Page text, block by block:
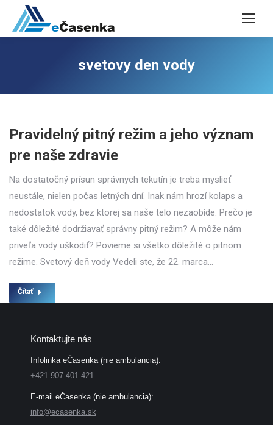
svetovy den vody
Pravidelný pitný režim a jeho význam
pre naše zdravie
Na dostatočný prísun správnych tekutín je treba myslieť
neustále, nielen počas letných dní. Inak nám hrozí kolaps a
nedostatok vody, bez ktorej sa naše telo nezaobíde. Prečo je
také dôležité dodržiavať správny pitný režim? A môže nám
priveľa vody uškodiť? Povieme si všetko dôležité o pitnom
režime. Svetový deň vody Vedeli ste, že 22. marca…
Čítať
Kontaktujte nás
Infolinka eČasenka (nie ambulancia):
+421 907 401 421
E-mail eČasenka (nie ambulancia):
info@ecasenka.sk